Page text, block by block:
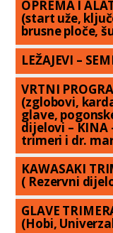
OPREMA I
(start uže,
brusne ploče,
LEŽAJEVI –
VRTNI
(zglobovi,
glave,
dijelovi – KINA
trimeri i dr.
KAWASAKI
( Rezervni
GLAVE
(Hobi,